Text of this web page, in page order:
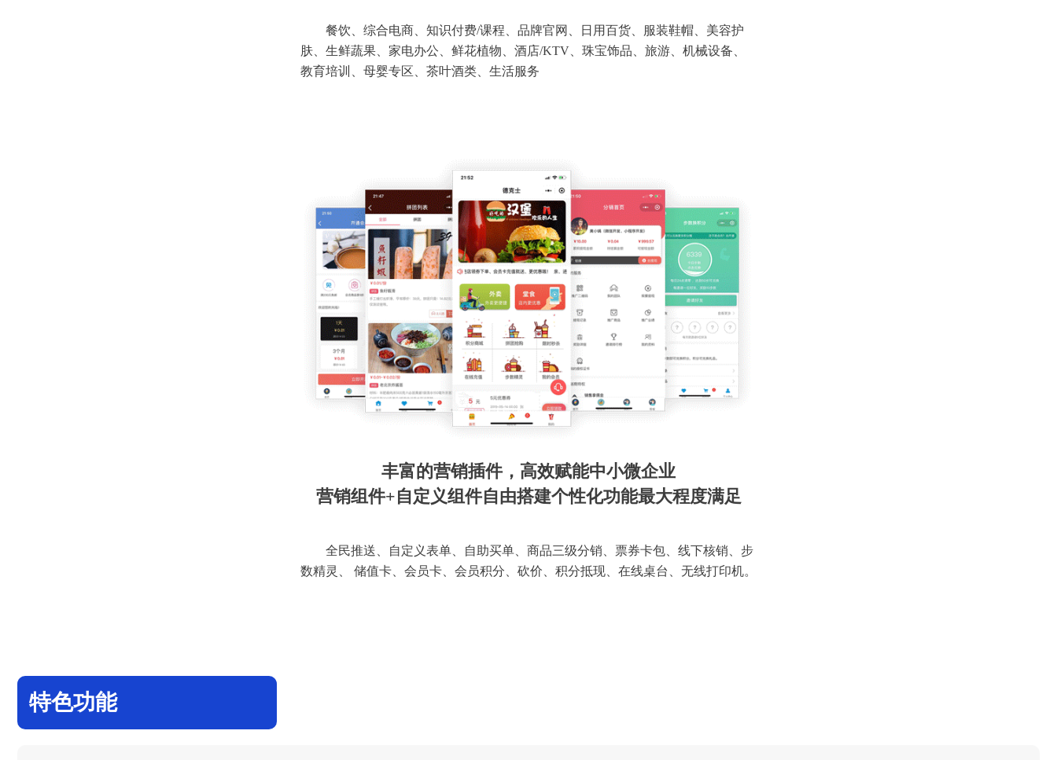
餐饮、综合电商、知识付费/课程、品牌官网、日用百货、服装鞋帽、美容护
肤、生鲜蔬果、家电办公、鲜花植物、酒店/KTV、珠宝饰品、旅游、机械设备、
教育培训、母婴专区、茶叶酒类、生活服务
丰富的营销插件，高效赋能中小微企业
营销组件+自定义组件自由搭建个性化功能最大程度满足
全民推送、自定义表单、自助买单、商品三级分销、票券卡包、线下核销、步
数精灵、 储值卡、会员卡、会员积分、砍价、积分抵现、在线桌台、无线打印机。
特色功能